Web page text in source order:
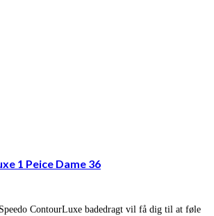
1 Peice Dame 36
ContourLuxe badedragt vil få dig til at føle